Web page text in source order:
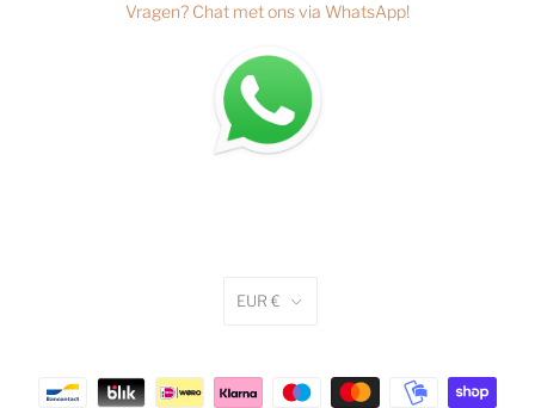
Vragen? Chat met ons via WhatsApp!
EUR €